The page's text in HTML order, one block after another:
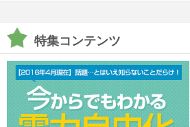
特集コンテンツ